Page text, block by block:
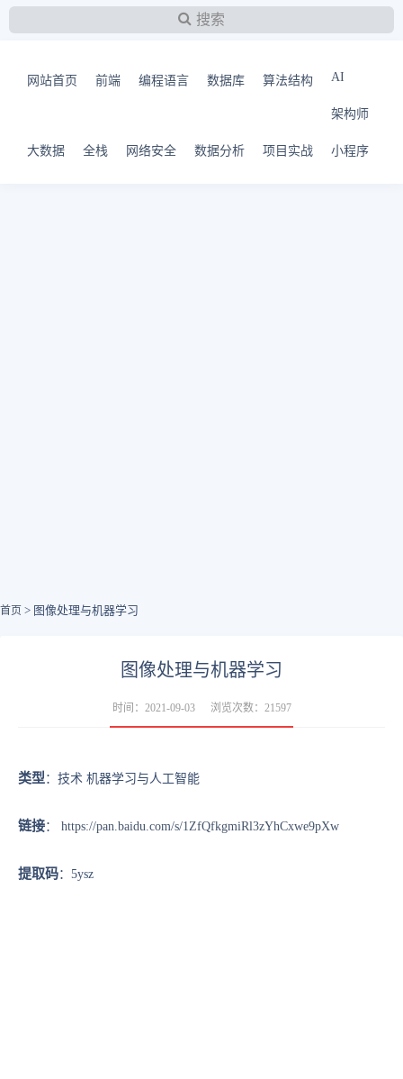
搜索
网站首页 前端 编程语言 数据库 算法结构 AI
架构师
大数据 全栈 网络安全 数据分析 项目实战 小程序
首页 > 图像处理与机器学习
图像处理与机器学习
时间：2021-09-03 浏览次数：21597
类型 ：技术 机器学习与人工智能
链接： https://pan.baidu.com/s/1ZfQfkgmiRl3zYhCxwe9pXw
提取码：5ysz